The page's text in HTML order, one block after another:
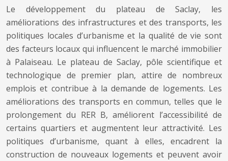
Le développement du plateau de Saclay, les
améliorations des infrastructures et des transports, les
politiques locales d’urbanisme et la qualité de vie sont
des facteurs locaux qui influencent le marché immobilier
à Palaiseau. Le plateau de Saclay, pôle scientifique et
technologique de premier plan, attire de nombreux
emplois et contribue à la demande de logements. Les
améliorations des transports en commun, telles que le
prolongement du RER B, améliorent l’accessibilité de
certains quartiers et augmentent leur attractivité. Les
politiques d’urbanisme, quant à elles, encadrent la
construction de nouveaux logements et peuvent avoir